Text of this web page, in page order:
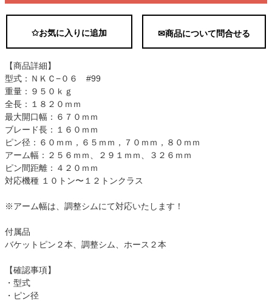
✩お気に入りに追加 ✉商品について問合せる
【商品詳細】
型式：ＮＫＣ−０６ #99
重量：９５０ｋｇ
全長：１８２０ｍｍ
最大開口幅：６７０ｍｍ
ブレード長：１６０ｍｍ
ピン径：６０ｍｍ，６５ｍｍ，７０ｍｍ，８０ｍｍ
アーム幅：２５６ｍｍ、２９１ｍｍ、３２６ｍｍ
ピン間距離：４２０ｍｍ
対応機種 １０トン〜１２トンクラス
※アーム幅は、調整シムにて対応いたします！
付属品
バケットピン２本、調整シム、ホース２本
【確認事項】
・型式
・ピン径